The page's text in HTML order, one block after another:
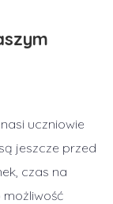
uczniowie
jeszcze przed
czas na
możliwość